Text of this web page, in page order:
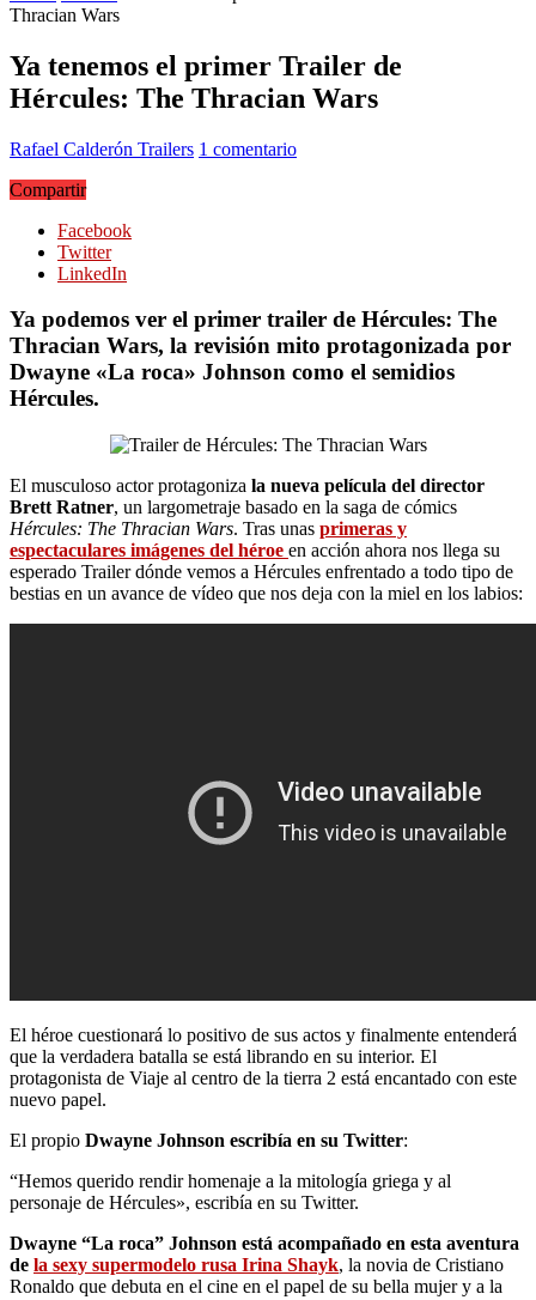
Thracian Wars
Ya tenemos el primer Trailer de
Hércules: The Thracian Wars
Rafael Calderón Trailers 1 comentario
Compartir
Facebook
Twitter
LinkedIn
Ya podemos ver el primer trailer de Hércules: The
Thracian Wars, la revisión mito protagonizada por
Dwayne «La roca» Johnson como el semidios
Hércules.
El musculoso actor protagoniza la nueva película del director
Brett Ratner, un largometraje basado en la saga de cómics
Hércules: The Thracian Wars. Tras unas primeras y
espectaculares imágenes del héroe en acción ahora nos llega su
esperado Trailer dónde vemos a Hércules enfrentado a todo tipo de
bestias en un avance de vídeo que nos deja con la miel en los labios:
El héroe cuestionará lo positivo de sus actos y finalmente entenderá
que la verdadera batalla se está librando en su interior. El
protagonista de Viaje al centro de la tierra 2 está encantado con este
nuevo papel.
El propio Dwayne Johnson escribía en su Twitter:
“Hemos querido rendir homenaje a la mitología griega y al
personaje de Hércules», escribía en su Twitter.
Dwayne “La roca” Johnson está acompañado en esta aventura
de la sexy supermodelo rusa Irina Shayk, la novia de Cristiano
Ronaldo que debuta en el cine en el papel de su bella mujer y a la